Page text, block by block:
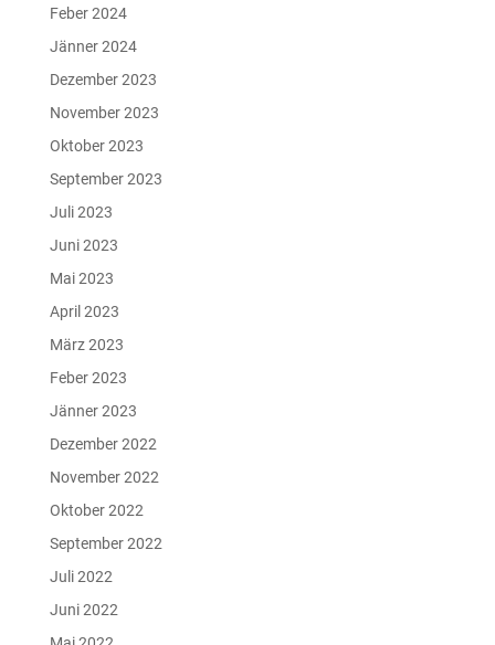
Feber 2024
Jänner 2024
Dezember 2023
November 2023
Oktober 2023
September 2023
Juli 2023
Juni 2023
Mai 2023
April 2023
März 2023
Feber 2023
Jänner 2023
Dezember 2022
November 2022
Oktober 2022
September 2022
Juli 2022
Juni 2022